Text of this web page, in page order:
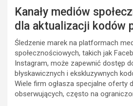
Kanały mediów
dla aktualizacji kodów
Śledzenie marek na platformach
społecznościowych, takich jak
Instagram, może zapewnić dostęp
błyskawicznych i ekskluzywnych
Wiele firm ogłasza specjalne oferty
obserwujących, często na